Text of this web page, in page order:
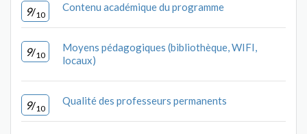
9/10
Contenu académique du programme
9/10
Moyens pédagogiques (bibliothèque, WIFI,
locaux)
9/10
Qualité des professeurs permanents